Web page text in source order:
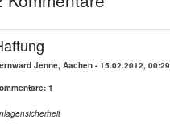
Jenne, Aachen - 15.02.2012,
1